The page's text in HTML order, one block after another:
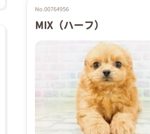
No.00764956
MIX（ハーフ）